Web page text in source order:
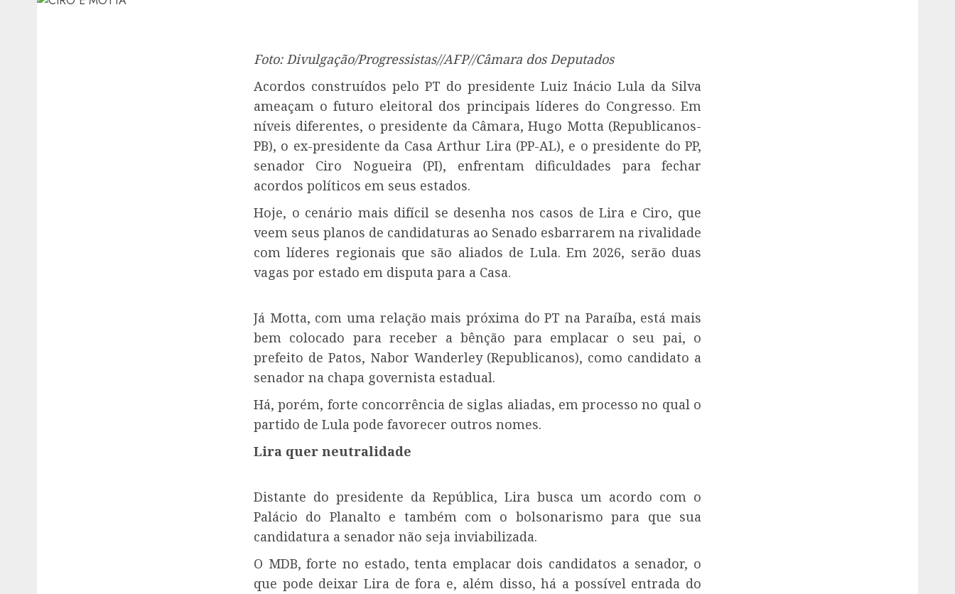
Foto: Divulgação/Progressistas//AFP//Câmara dos Deputados
Acordos construídos pelo PT do presidente Luiz Inácio Lula da Silva
ameaçam o futuro eleitoral dos principais líderes do Congresso. Em
níveis diferentes, o presidente da Câmara, Hugo Motta (Republicanos-
PB), o ex-presidente da Casa Arthur Lira (PP-AL), e o presidente do PP,
senador Ciro Nogueira (PI), enfrentam dificuldades para fechar
acordos políticos em seus estados.
Hoje, o cenário mais difícil se desenha nos casos de Lira e Ciro, que
veem seus planos de candidaturas ao Senado esbarrarem na rivalidade
com líderes regionais que são aliados de Lula. Em 2026, serão duas
vagas por estado em disputa para a Casa.
Já Motta, com uma relação mais próxima do PT na Paraíba, está mais
bem colocado para receber a bênção para emplacar o seu pai, o
prefeito de Patos, Nabor Wanderley (Republicanos), como candidato a
senador na chapa governista estadual.
Há, porém, forte concorrência de siglas aliadas, em processo no qual o
partido de Lula pode favorecer outros nomes.
Lira quer neutralidade
Distante do presidente da República, Lira busca um acordo com o
Palácio do Planalto e também com o bolsonarismo para que sua
candidatura a senador não seja inviabilizada.
O MDB, forte no estado, tenta emplacar dois candidatos a senador, o
que pode deixar Lira de fora e, além disso, há a possível entrada do